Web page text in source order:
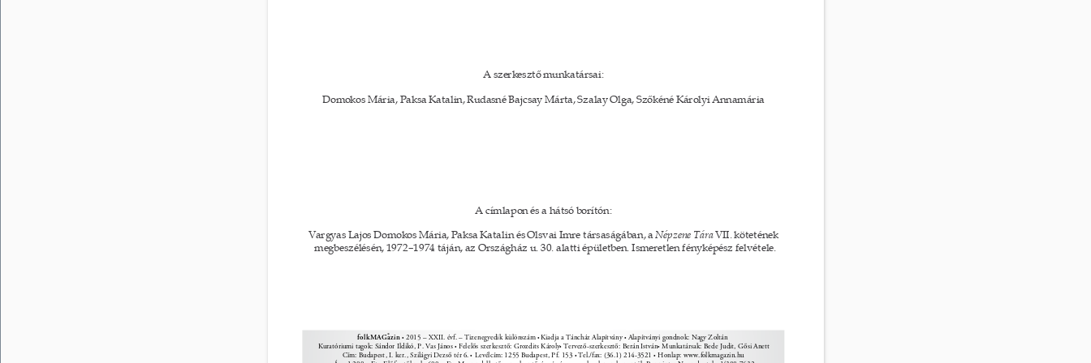
A szerkesztő munkatársai:
Domokos Mária, Paksa Katalin, Rudasné Bajcsay Márta, Szalay Olga, Szőkéné Károlyi Annamária
A címlapon és a hátsó borítón:
Vargyas Lajos Domokos Mária, Paksa Katalin és Olsvai Imre társaságában, a Népzene Tára VII. kötetének
megbeszélésén, 1972–1974 táján, az Országház u. 30. alatti épületben. Ismeretlen fényképész felvétele.
folkMAG ®
azin • 2015 – XXII. évf. – Tizenegyedik különszám • Kiadja a Táncház Alapítvány • Alapítványi gondnok: Nagy Zoltán
Kuratóriumi tagok: Sándor Ildikó, P. Vas János • Felelős szerkesztő: Grozdits Károly • Tervező-szerkesztő: Berán István • Munkatársak: Bede Judit, Gősi Anett
Cím: Budapest, I. ker., Szilágyi Dezső tér 6. • Levélcím: 1255 Budapest, Pf. 153 • Tel./fax: (36.1) 214-3521 • Honlap: www.folkmagazin.hu